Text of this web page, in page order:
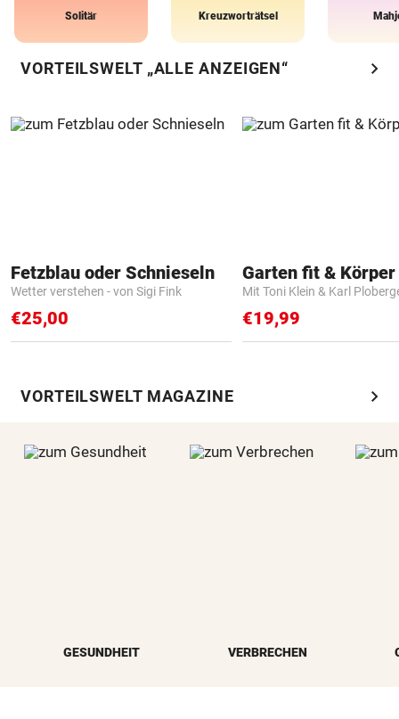
Solitär Kreuzworträtsel
VORTEILSWELT „ALLE ANZEIGEN“ chevron_right
Fetzblau oder Schnieseln
Wetter verstehen - von Sigi Fink
€25,00
Garten fit &
Mit Toni Klein & Karl
€19,99
VORTEILSWELT MAGAZINE chevron_right
GESUNDHEIT VERBRECHEN